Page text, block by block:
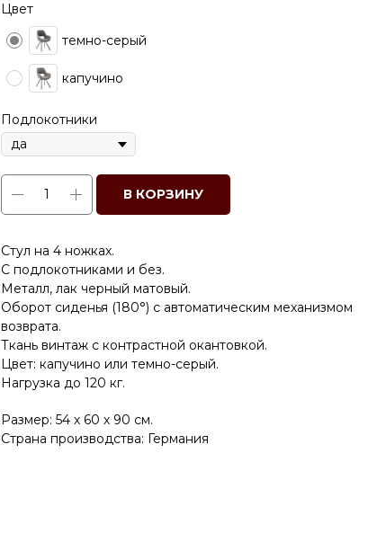
Цвет
темно-серый
капучино
Подлокотники
В КОРЗИНУ
Стул на 4 ножках.
С подлокотниками и без.
Металл, лак черный матовый.
Оборот сиденья (180°) с автоматическим механизмом
возврата.
Ткань винтаж с контрастной окантовкой.
Цвет: капучино или темно-серый.
Нагрузка до 120 кг.
Размер: 54 х 60 х 90 см.
Страна производства: Германия